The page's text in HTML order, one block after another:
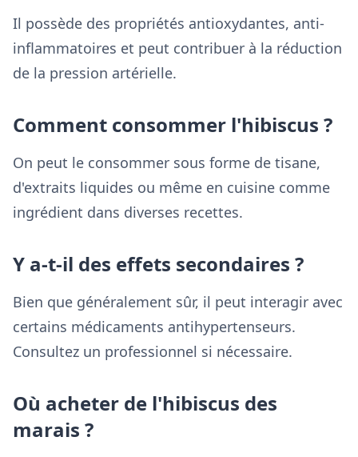
Il possède des propriétés antioxydantes, anti-
inflammatoires et peut contribuer à la réduction
de la pression artérielle.
Comment consommer l'hibiscus ?
On peut le consommer sous forme de tisane,
d'extraits liquides ou même en cuisine comme
ingrédient dans diverses recettes.
Y a-t-il des effets secondaires ?
Bien que généralement sûr, il peut interagir avec
certains médicaments antihypertenseurs.
Consultez un professionnel si nécessaire.
Où acheter de l'hibiscus des
marais ?